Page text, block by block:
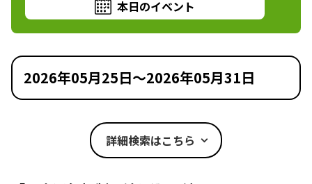
本日のイベント
2026年05月25日～2026年05月31日
詳細検索はこちら